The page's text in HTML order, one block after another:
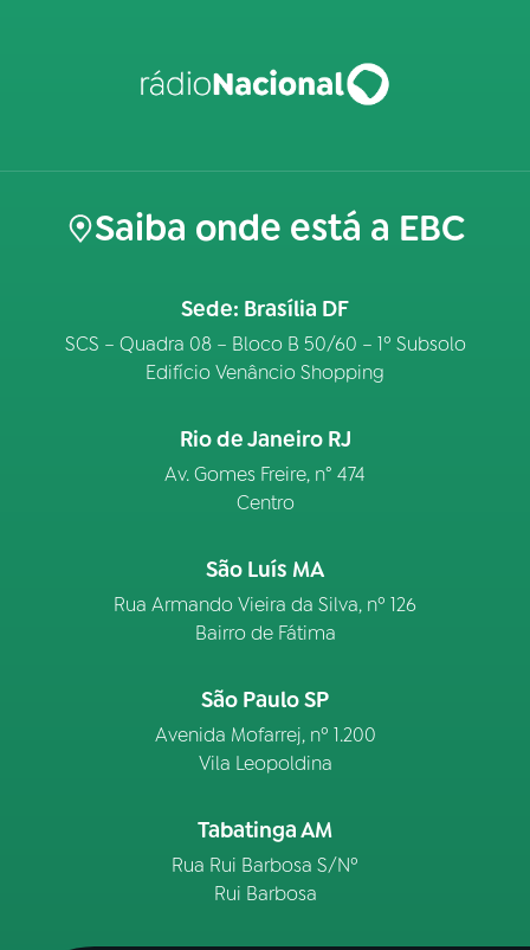
Saiba onde está a EBC
Sede: Brasília DF
SCS – Quadra 08 – Bloco B 50/60 – 1º Subsolo
Edifício Venâncio Shopping
Rio de Janeiro RJ
Av. Gomes Freire, n° 474
Centro
São Luís MA
Rua Armando Vieira da Silva, nº 126
Bairro de Fátima
São Paulo SP
Avenida Mofarrej, nº 1.200
Vila Leopoldina
Tabatinga AM
Rua Rui Barbosa S/Nº
Rui Barbosa